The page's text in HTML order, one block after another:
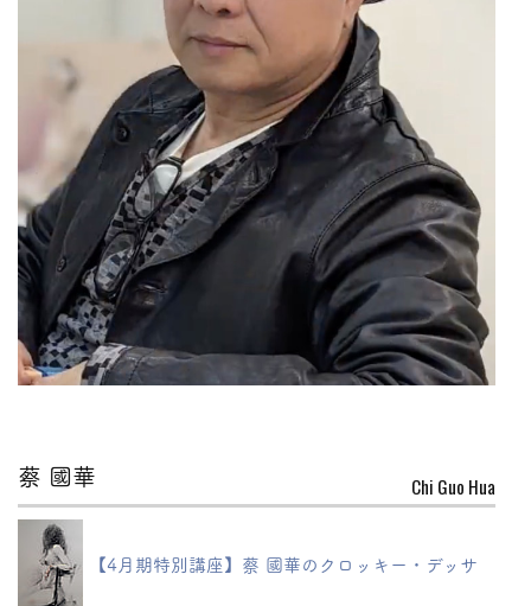
蔡 國華 Chi Guo Hua
【4月期特別講座】蔡 國華のクロッキー・デッサ